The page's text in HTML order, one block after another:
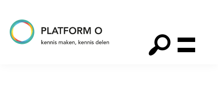
naar
de
hoofdnavigatie
naar
de
hoofd
naar
de
voettekst